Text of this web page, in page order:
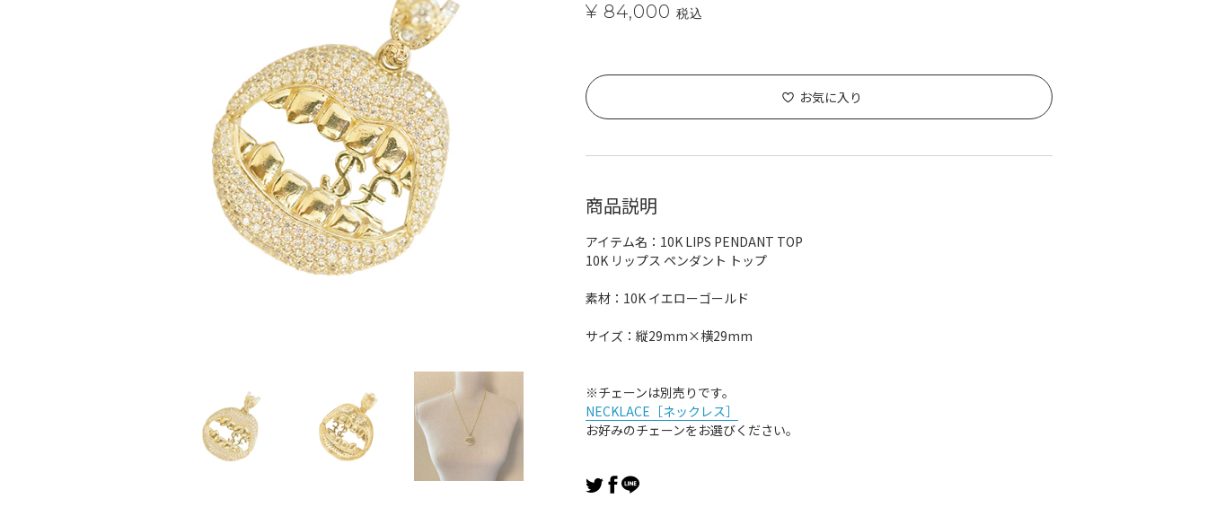
¥ 84,000 税込
お気に入り
商品説明
アイテム名：10K LIPS PENDANT TOP
10K リップス ペンダント トップ
素材：10K イエローゴールド
サイズ：縦29mm×横29mm
※チェーンは別売りです。
NECKLACE［ネックレス］
お好みのチェーンをお選びください。